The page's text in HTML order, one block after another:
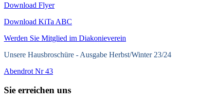
Download Flyer
Download KiTa ABC
Werden Sie Mitglied im Diakonieverein
Unsere Hausbroschüre - Ausgabe Herbst/Winter 23/24
Abendrot Nr 43
Sie erreichen uns